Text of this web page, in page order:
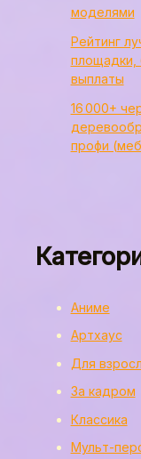
моделями
Рейтинг
площадки,
выплаты
16 000+
профи
Аниме
Артхаус
Для
За кадром
Классика
Мульт-